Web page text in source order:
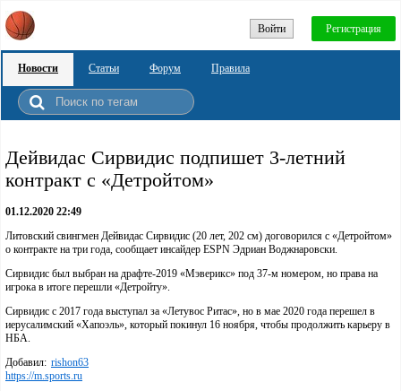
Войти Регистрация
Новости Статьи Форум Правила
Дейвидас Сирвидис подпишет 3-летний
контракт с «Детройтом»
01.12.2020 22:49
Литовский свингмен Дейвидас Сирвидис (20 лет, 202 см) договорился с «Детройтом»
о контракте на три года, сообщает инсайдер ESPN Эдриан Воджнаровски.
Сирвидис был выбран на драфте-2019 «Мэверикс» под 37-м номером, но права на
игрока в итоге перешли «Детройту».
Сирвидис с 2017 года выступал за «Летувос Ритас», но в мае 2020 года перешел в
иерусалимский «Хапоэль», который покинул 16 ноября, чтобы продолжить карьеру в
НБА.
Добавил: rishon63
https://m.sports.ru